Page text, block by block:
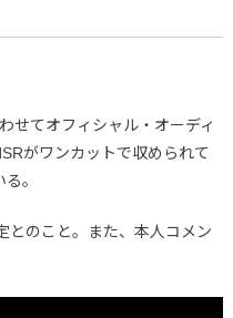
せてオフィシャル・オーディ
がワンカットで収められて
。
とのこと。また、本人コメン